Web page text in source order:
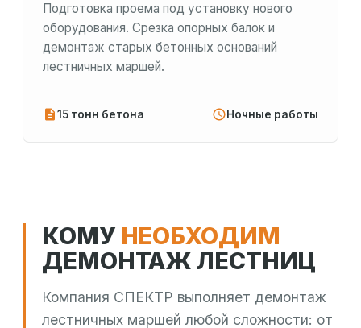
Подготовка проема под установку нового
оборудования. Срезка опорных балок и
демонтаж старых бетонных оснований
лестничных маршей.
15 тонн бетона Ночные работы
КОМУ НЕОБХОДИМ
ДЕМОНТАЖ ЛЕСТНИЦ
Компания СПЕКТР выполняет демонтаж
лестничных маршей любой сложности: от